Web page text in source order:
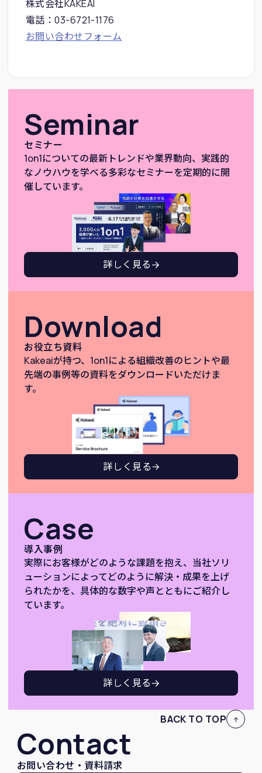
株式会社KAKEAI
電話：03-6721-1176
お問い合わせフォーム
Seminar
セミナー
1on1についての最新トレンドや業界動向、実践的
なノウハウを学べる多彩なセミナーを定期的に開
催しています。
詳しく見る
Download
お役立ち資料
Kakeaiが持つ、1on1による組織改善のヒントや最
先端の事例等の資料をダウンロードいただけま
す。
詳しく見る
Case
導入事例
実際にお客様がどのような課題を抱え、当社ソリ
ューションによってどのように解決・成果を上げ
られたかを、具体的な数字や声とともにご紹介し
ています。
詳しく見る
BACK TO TOP
Contact
お問い合わせ・資料請求